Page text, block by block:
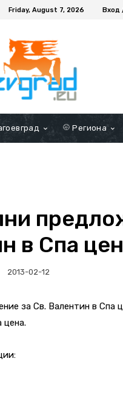
Friday, August 7, 2026 Вход
Региона
в Спа
2013-02-12
за Св. Валентин в
цена.